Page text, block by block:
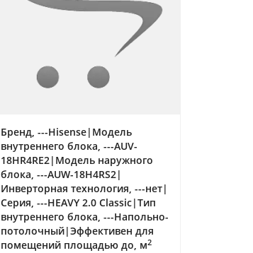
Бренд, ---Hisense|Модель
внутреннего блока, ---AUV-
18HR4RE2|Модель наружного
блока, ---AUW-18H4RS2|
Инверторная технология, ---нет|
Серия, ---HEAVY 2.0 Classic|Тип
внутреннего блока, ---Напольно-
потолочный|Эффективен для
помещений площадью до, м2